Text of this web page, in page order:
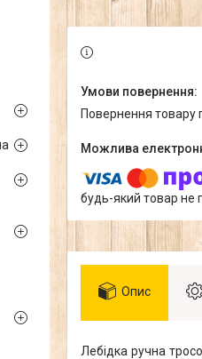
повернення товару
будь-який товар не
Опис
Лебідка ручна